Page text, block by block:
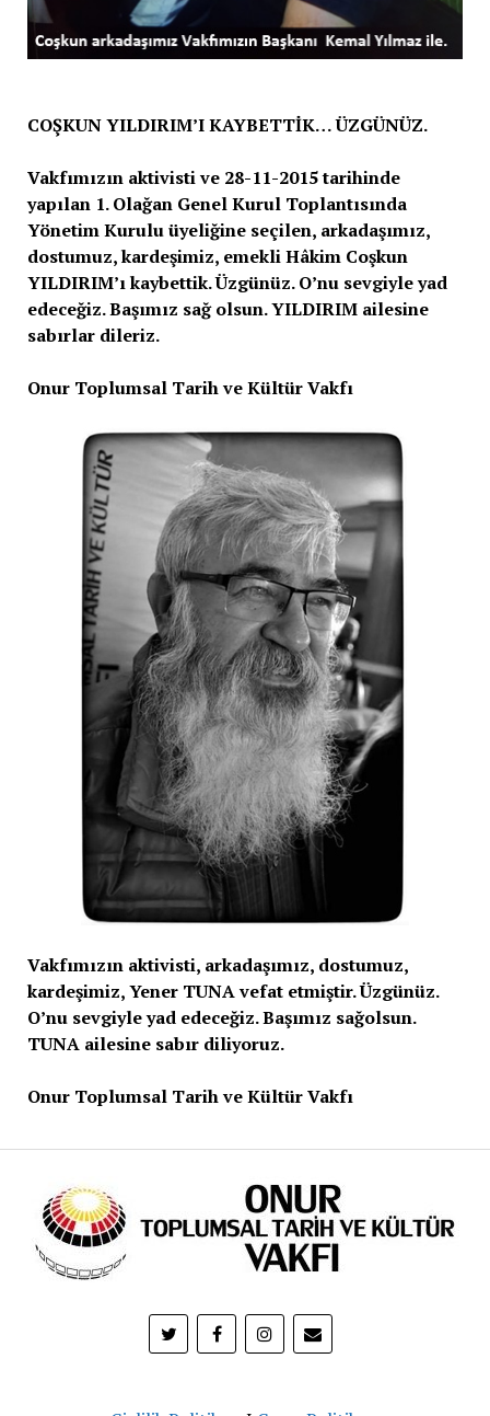
COŞKUN YILDIRIM’I KAYBETTİK… ÜZGÜNÜZ.
Vakfımızın aktivisti ve 28-11-2015 tarihinde
yapılan 1. Olağan Genel Kurul Toplantısında
Yönetim Kurulu üyeliğine seçilen, arkadaşımız,
dostumuz, kardeşimiz, emekli Hâkim Coşkun
YILDIRIM’ı kaybettik. Üzgünüz. O’nu sevgiyle yad
edeceğiz. Başımız sağ olsun. YILDIRIM ailesine
sabırlar dileriz.
Onur Toplumsal Tarih ve Kültür Vakfı
Vakfımızın aktivisti, arkadaşımız, dostumuz,
kardeşimiz, Yener TUNA vefat etmiştir. Üzgünüz.
O’nu sevgiyle yad edeceğiz. Başımız sağolsun.
TUNA ailesine sabır diliyoruz.
Onur Toplumsal Tarih ve Kültür Vakfı